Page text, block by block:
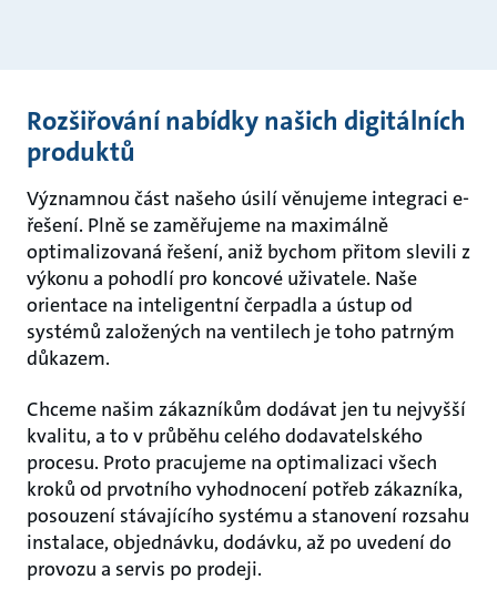
Rozšiřování nabídky našich digitálních
produktů
Významnou část našeho úsilí věnujeme integraci e-
řešení. Plně se zaměřujeme na maximálně
optimalizovaná řešení, aniž bychom přitom slevili z
výkonu a pohodlí pro koncové uživatele. Naše
orientace na inteligentní čerpadla a ústup od
systémů založených na ventilech je toho patrným
důkazem.
Chceme našim zákazníkům dodávat jen tu nejvyšší
kvalitu, a to v průběhu celého dodavatelského
procesu. Proto pracujeme na optimalizaci všech
kroků od prvotního vyhodnocení potřeb zákazníka,
posouzení stávajícího systému a stanovení rozsahu
instalace, objednávku, dodávku, až po uvedení do
provozu a servis po prodeji.